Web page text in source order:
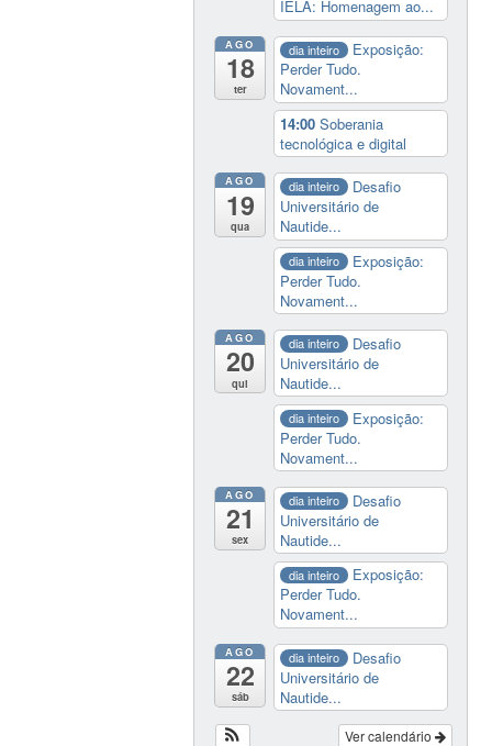
IELA: Homenagem ao...
AGO
18
ter
dia inteiro
Exposição:
Perder Tudo.
Novament...
14:00Soberania
tecnológica e digital
AGO
19
qua
dia inteiro
Desafio
Universitário de
Nautide...
dia inteiro
Exposição:
Perder Tudo.
Novament...
AGO
20
qui
dia inteiro
Desafio
Universitário de
Nautide...
dia inteiro
Exposição:
Perder Tudo.
Novament...
AGO
21
sex
dia inteiro
Desafio
Universitário de
Nautide...
dia inteiro
Exposição:
Perder Tudo.
Novament...
AGO
22
sáb
dia inteiro
Desafio
Universitário de
Nautide...
Ver calendário